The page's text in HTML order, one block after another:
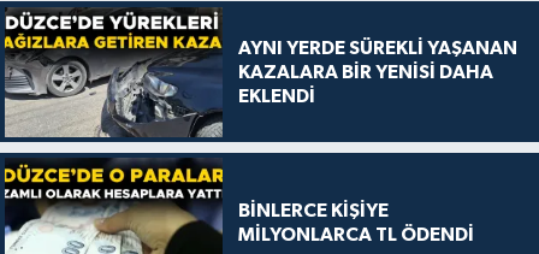
AYNI YERDE SÜREKLİ YAŞANAN
KAZALARA BİR YENİSİ DAHA
EKLENDİ
BİNLERCE KİŞİYE
MİLYONLARCA TL ÖDENDİ